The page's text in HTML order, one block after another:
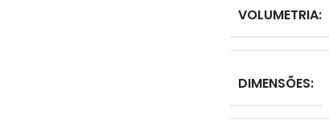
VOLUMETRIA:
DIMENSÕES: